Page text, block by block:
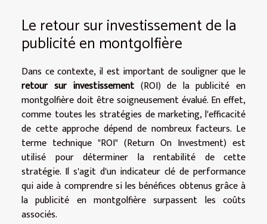
Le retour sur investissement de la
publicité en montgolfière
Dans ce contexte, il est important de souligner que le
retour sur investissement (ROI) de la publicité en
montgolfière doit être soigneusement évalué. En effet,
comme toutes les stratégies de marketing, l'efficacité
de cette approche dépend de nombreux facteurs. Le
terme technique "ROI" (Return On Investment) est
utilisé pour déterminer la rentabilité de cette
stratégie. Il s'agit d'un indicateur clé de performance
qui aide à comprendre si les bénéfices obtenus grâce à
la publicité en montgolfière surpassent les coûts
associés.